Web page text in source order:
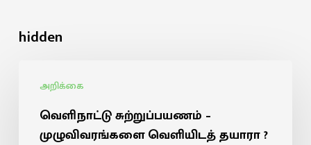
hidden
அறிக்கை
வெளிநாட்டு சுற்றுப்பயணம் –
முழுவிவரங்களை வெளியிடத் தயாரா ?